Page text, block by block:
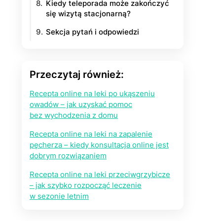
Kiedy teleporada może zakończyć
się wizytą stacjonarną?
Sekcja pytań i odpowiedzi
Przeczytaj również:
Recepta online na leki po ukąszeniu
owadów – jak uzyskać pomoc
bez wychodzenia z domu
Recepta online na leki na zapalenie
pęcherza – kiedy konsultacja online jest
dobrym rozwiązaniem
Recepta online na leki przeciwgrzybicze
– jak szybko rozpocząć leczenie
w sezonie letnim